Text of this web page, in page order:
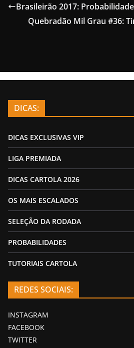
Brasileirão 2017:
Quebradão Mil Grau #36:
DICAS:
DICAS EXCLUSIVAS VIP
LIGA PREMIADA
DICAS CARTOLA 2026
OS MAIS ESCALADOS
SELEÇÃO DA RODADA
PROBABILIDADES
TUTORIAIS CARTOLA
REDES SOCIAIS:
INSTAGRAM
FACEBOOK
TWITTER